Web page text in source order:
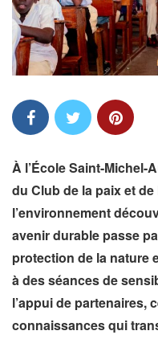
À l’École Saint-Michel-
du Club de la paix et
l’environnement
avenir durable passe
protection de la nature
à des séances de
l’appui de partenaires,
connaissances qui